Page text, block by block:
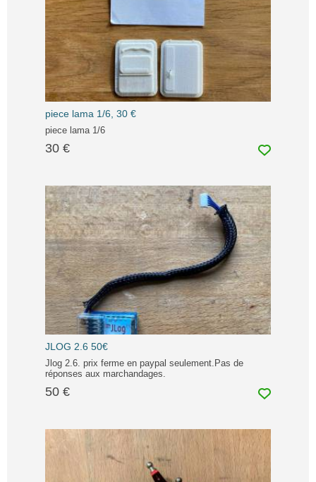
piece lama 1/6, 30 €
piece lama 1/6
30 €
JLOG 2.6 50€
Jlog 2.6. prix ferme en paypal seulement.Pas de
réponses aux marchandages.
50 €